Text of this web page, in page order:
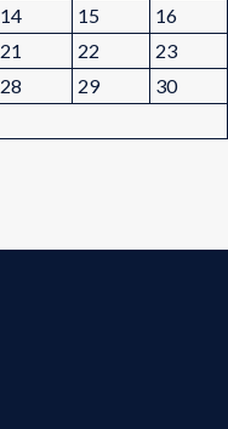
14 15
16
21 22
23
28 29
30